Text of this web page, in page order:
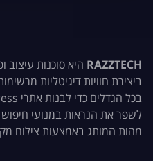
RAZZTECH היא סוכנות
ביצירת חוויות דיגיטליות
מהות המותג באמצעות צילום